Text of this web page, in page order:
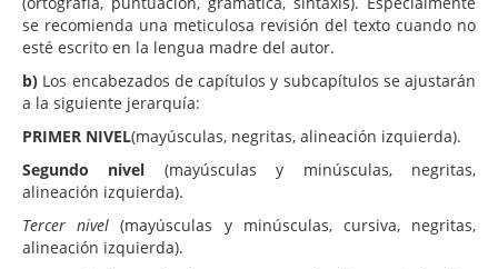
se recomienda una meticulosa revisión del texto cuando no
esté escrito en la lengua madre del autor.
b) Los encabezados de capítulos y subcapítulos se ajustarán
a la siguiente jerarquía:
PRIMER NIVEL(mayúsculas, negritas, alineación izquierda).
Segundo nivel (mayúsculas y minúsculas, negritas,
alineación izquierda).
Tercer nivel(mayúsculas y minúsculas, cursiva, negritas,
alineación izquierda).